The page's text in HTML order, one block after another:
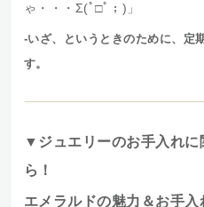
ゃ・・・Σ(ﾟ□ﾟ；)」
-いざ、というときのために、定
す。
▼ジュエリーのお手入れに
ら！
エメラルドの魅力＆お手